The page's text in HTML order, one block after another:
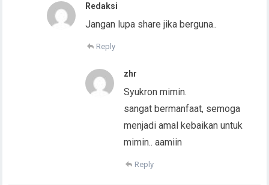
Redaksi
Jangan lupa share jika berguna..
Reply
zhr
Syukron mimin.
sangat bermanfaat, semoga
menjadi amal kebaikan untuk
mimin.. aamiin
Reply